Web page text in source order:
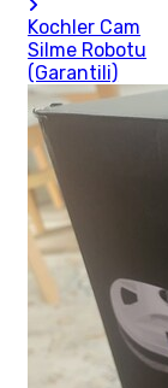
Kochler Cam
Silme Robotu
(Garantili)